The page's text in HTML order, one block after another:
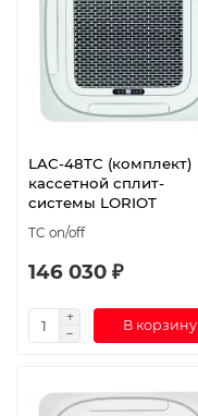
LAC-48TC (комплект)
кассетной сплит-
системы LORIOT
TC on/off
146 030 ₽
В корзину